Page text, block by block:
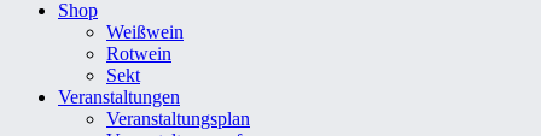
Shop
Weißwein
Rotwein
Sekt
Veranstaltungen
Veranstaltungsplan